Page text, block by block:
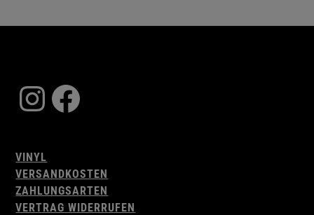
Instagram
Facebook
VINYL
VERSANDKOSTEN
ZAHLUNGSARTEN
VERTRAG WIDERRUFEN